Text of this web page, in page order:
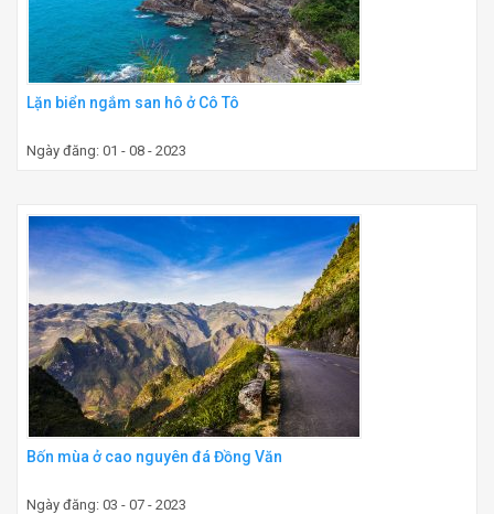
Lặn biển ngắm san hô ở Cô Tô
Ngày đăng: 01 - 08 - 2023
Bốn mùa ở cao nguyên đá Đồng Văn
Ngày đăng: 03 - 07 - 2023